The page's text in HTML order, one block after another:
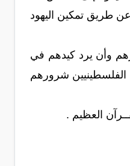
طريق تمكين اليهود
وأن يرد كيدهم في
الفلسطينيين شرورهم
العظيم .